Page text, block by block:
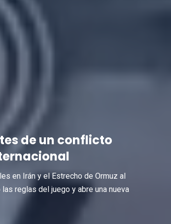
de un conflicto
en Irán y el Estrecho de Ormuz al
reglas del juego y abre una nueva